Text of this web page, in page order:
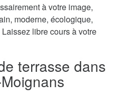
à votre image,
moderne, écologique,
libre cours à votre
terrasse dans